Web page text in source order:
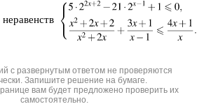
с развернутым ответом не проверяются
Запишите решение на бумаге.
вам будет предложено проверить их
самостоятельно.